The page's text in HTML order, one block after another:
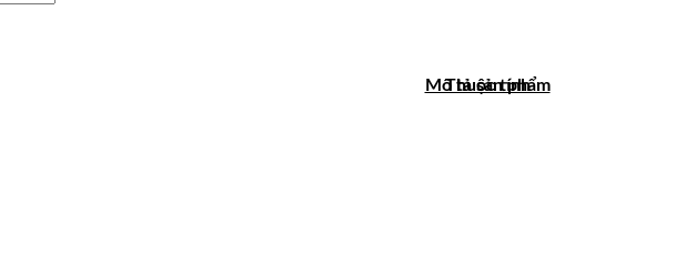
Thuộc tính
Mô tả sản phẩm